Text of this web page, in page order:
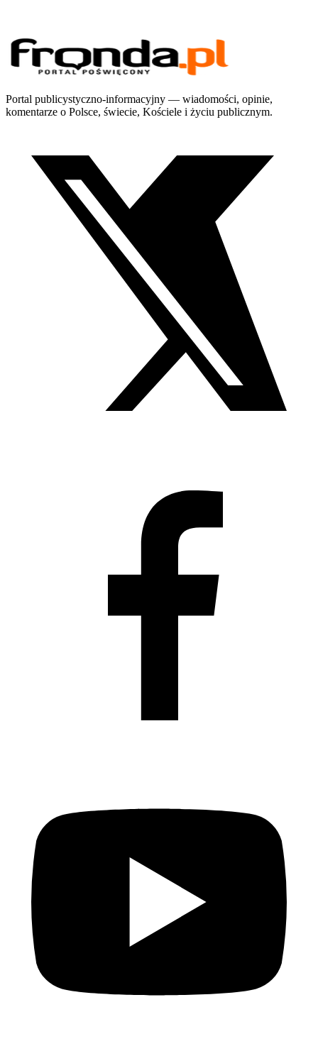
Portal publicystyczno-informacyjny — wiadomości, opinie,
komentarze o Polsce, świecie, Kościele i życiu publicznym.